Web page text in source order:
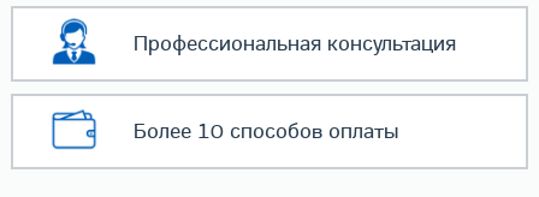
Профессиональнаяконсультация
Более 10 способовоплаты